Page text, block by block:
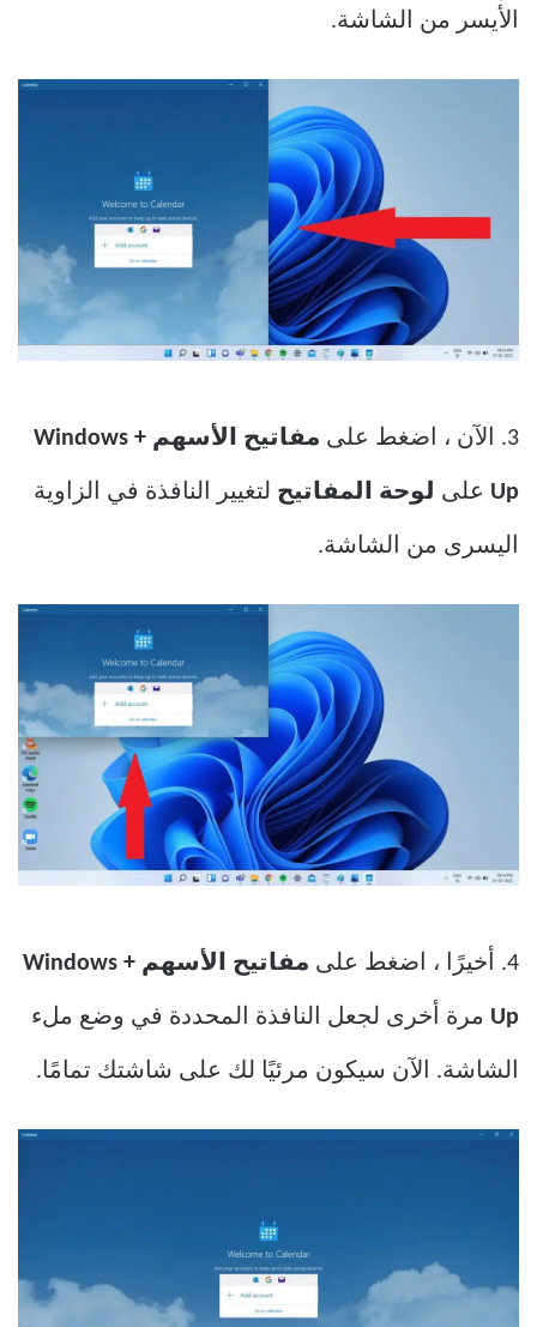
الأيسر من الشاشة.
3. الآن ، اضغط على مفاتيح الأسهم Windows +
Up على لوحة المفاتيح لتغيير النافذة في الزاوية
اليسرى من الشاشة.
4. أخيرًا ، اضغط على مفاتيح الأسهم Windows +
Up مرة أخرى لجعل النافذة المحددة في وضع ملء
الشاشة. الآن سيكون مرئيًا لك على شاشتك تمامًا.